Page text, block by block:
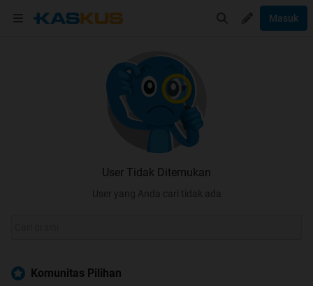
Masuk
User Tidak Ditemukan
User yang Anda cari tidak ada
Komunitas Pilihan